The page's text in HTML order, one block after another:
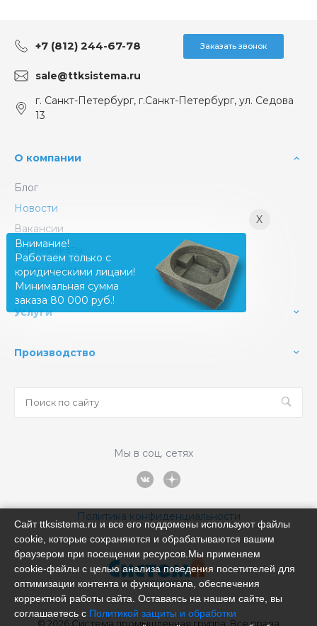
+7 (812) 244-67-78 Заказать звонок
sale@ttksistema.ru
г. Санкт-Петербург, г.Санкт-Петербург, ул. Седова
13
О компании
Блог
Новости
Вакансии
Сертификаты
Сотрудники
Услуги
Производство
Мы в соц. сетях
Политика конфиденциальности
© 2026 Система промышленная группа, Все права
X
Внимание!
Работаем только с
юридическими лицами!
Минимальная сумма
заказа 80 000 руб.!
Сайт ttksistema.ru и все его поддомены используют файлы
cookie, которые сохраняются и обрабатываются вашим
браузером при посещении ресурсов.Мы применяем
cookie‑файлы с целью анализа поведения посетителей для
оптимизации контента и функционала, обеспечения
корректной работы сайта. Оставаясь на нашем сайте, вы
соглашаетесь с Политикой защиты и обработки